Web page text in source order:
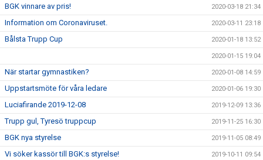
BGK vinnare av pris! 2020-03-18 21:34
Information om Coronaviruset. 2020-03-11 23:18
Bålsta Trupp Cup 2020-01-18 13:52
2020-01-15 19:04
När startar gymnastiken? 2020-01-08 14:59
Uppstartsmöte för våra ledare 2020-01-06 19:30
Luciafirande 2019-12-08 2019-12-09 13:36
Trupp gul, Tyresö truppcup 2019-11-25 16:30
BGK nya styrelse 2019-11-05 08:49
Vi söker kassör till BGK:s styrelse! 2019-10-11 09:54